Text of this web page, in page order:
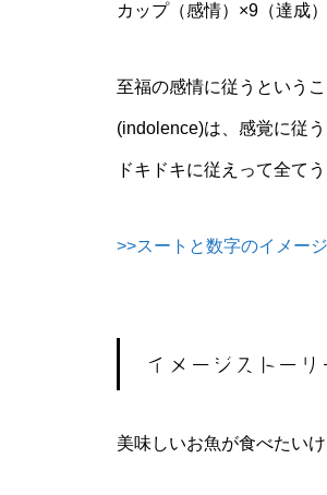
カップ（感情）×9（達成
至福の感情に従うという
(indolence)は、感覚に従
ドキドキに従えって全て
>>スートと数字のイメー
イメージストーリ
美味しいお魚が食べたい